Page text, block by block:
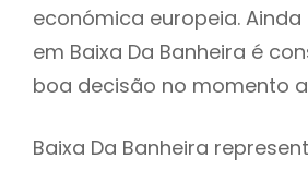
económica europeia. Ainda
em Baixa Da Banheira é
boa decisão no momento
Baixa Da Banheira